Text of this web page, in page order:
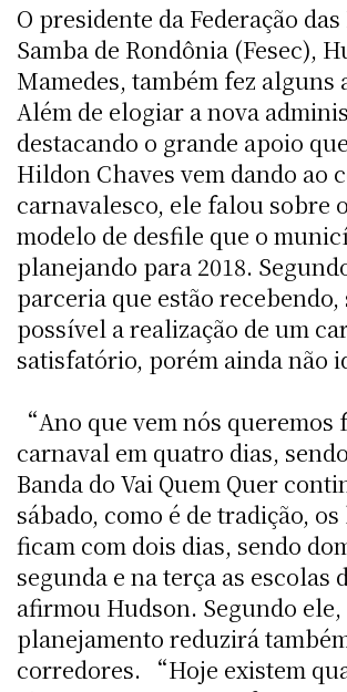
O presidente da Federação
Samba de Rondônia (Fesec),
Mamedes, também fez alguns
Além de elogiar a nova
destacando o grande apoio
Hildon Chaves vem dando ao
carnavalesco, ele falou sobre
modelo de desfile que o
planejando para 2018.
parceria que estão recebendo,
possível a realização de um
satisfatório, porém ainda não
“Ano que vem nós queremos
carnaval em quatro dias,
Banda do Vai Quem Quer
sábado, como é de tradição,
ficam com dois dias, sendo
segunda e na terça as
afirmou Hudson. Segundo ele,
planejamento reduzirá
corredores. “Hoje existem